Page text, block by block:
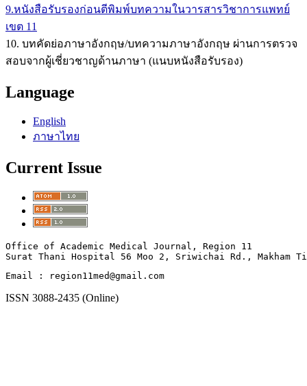
9.หนังสือรับรองก่อนตีพิมพ์บทความในวารสารวิชาการแพทย์
เขต 11
10. บทคัดย่อภาษาอังกฤษ/บทความภาษาอังกฤษ ผ่านการตรวจ
สอบจากผู้เชี่ยวชาญด้านภาษา (แนบหนังสือรับรอง)
Language
English
ภาษาไทย
Current Issue
Office of Academic Medical Journal, Region 11
Surat Thani Hospital 56 Moo 2, Sriwichai Rd.,
Email : region11med@gmail.com
ISSN 3088-2435 (Online)